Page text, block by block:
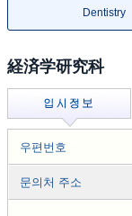
Dentistry
経済学研究科
우편번호
문의처 주소